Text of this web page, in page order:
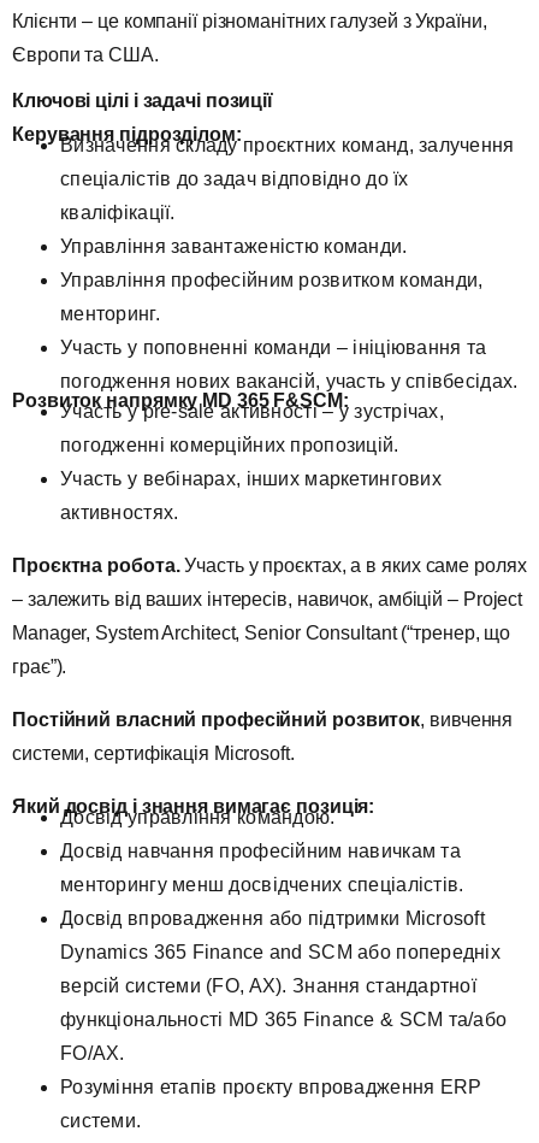
Клієнти – це компанії різноманітних галузей з України,
Європи та США.
Ключові цілі і задачі позиції
Керування підрозділом:
Визначення складу проєктних команд, залучення
спеціалістів до задач відповідно до їх
кваліфікації.
Управління завантаженістю команди.
Управління професійним розвитком команди,
менторинг.
Участь у поповненні команди – ініціювання та
погодження нових вакансій, участь у співбесідах.
Розвиток напрямку MD 365 F&SCM:
Участь у pre-sale активності – у зустрічах,
погодженні комерційних пропозицій.
Участь у вебінарах, інших маркетингових
активностях.
Проєктна робота.Участь у проєктах, а в яких саме ролях
– залежить від ваших інтересів, навичок, амбіцій – Project
Manager, System Architect, Senior Consultant (“тренер, що
грає”).
Постійний власний професійний розвиток, вивчення
системи, сертифікація Microsoft.
Який досвід і знання вимагає позиція:
Досвід управління командою.
Досвід навчання професійним навичкам та
менторингу менш досвідчених спеціалістів.
Досвід впровадження або підтримки Microsoft
Dynamics 365 Finance and SCM або попередніх
версій системи (FO, AX). Знання стандартної
функціональності MD 365 Finance & SCM та/або
FO/AX.
Розуміння етапів проєкту впровадження ERP
системи.